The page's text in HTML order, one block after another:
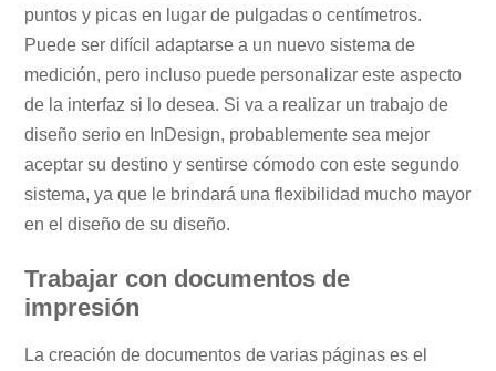
puntos y picas en lugar de pulgadas o centímetros.
Puede ser difícil adaptarse a un nuevo sistema de
medición, pero incluso puede personalizar este aspecto
de la interfaz si lo desea. Si va a realizar un trabajo de
diseño serio en InDesign, probablemente sea mejor
aceptar su destino y sentirse cómodo con este segundo
sistema, ya que le brindará una flexibilidad mucho mayor
en el diseño de su diseño.
Trabajar con documentos de
impresión
La creación de documentos de varias páginas es el